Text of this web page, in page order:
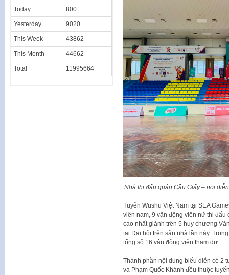
Nhà thi đấu quận Cầu Giấy – nơi
Tuyển Wushu Việt Nam tại SEA
viên nam, 9 vận động viên nữ thi
cao nhất giành trên 5 huy chương
tại Đại hội trên sân nhà lần này.
tổng số 16 vận động viên tham dự.
Thành phần nội dung biểu diễn có 2
và Phạm Quốc Khánh đều thuộc
Today 800
Yesterday 9020
This Week 43862
This Month 44662
Total 11995664